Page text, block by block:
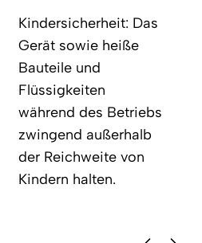
Kindersicherheit: Das
Gerät sowie heiße
Bauteile und
Flüssigkeiten
während des Betriebs
zwingend außerhalb
der Reichweite von
Kindern halten.